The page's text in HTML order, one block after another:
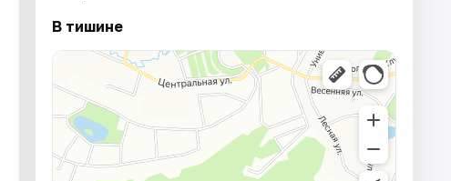
В тишине